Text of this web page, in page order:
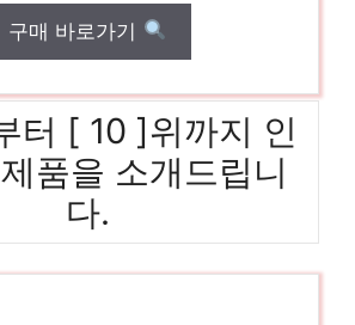
구매 바로가기
터 [ 10 ]위까지 인
품을 소개드립니
다.